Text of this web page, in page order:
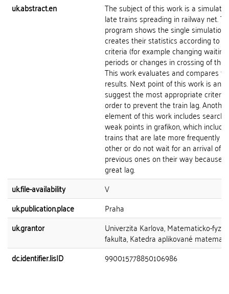
uk.abstract.en
The subject of this work is a
late trains spreading in railway net.
program shows the single
creates their statistics according to
criteria (for example changing waiting
periods or changes in crossing of the
This work evaluates and compares
results. Next point of this work is an
suggest the most appropriate
order to prevent the train lag. Another
element of this work includes
weak points in grafikon, which
trains that are late more frequently
other or do not wait for an arrival of
previous ones on their way because
great lag.
uk.file-availability
V
uk.publication.place
Praha
uk.grantor
Univerzita Karlova, Matematicko-
fakulta, Katedra aplikované
dc.identifier.lisID
990015778850106986